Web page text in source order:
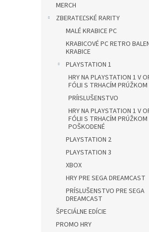
MERCH
ZBERATEĽSKÉ RARITY
MALÉ KRABICE PC
KRABICOVÉ PC RETRO
KRABICE
PLAYSTATION 1
HRY NA PLAYSTATION 1 V
FÓLII S TRHACÍM PRÚŽKOM
PRÍISLUŠENSTVO
HRY NA PLAYSTATION 1 V
FÓLII S TRHACÍM PRÚŽKOM
POŠKODENÉ
PLAYSTATION 2
PLAYSTATION 3
XBOX
HRY PRE SEGA DREAMCAST
PRÍSLUŠENSTVO PRE SEGA
DREAMCAST
ŠPECIÁLNE EDÍCIE
PROMO HRY